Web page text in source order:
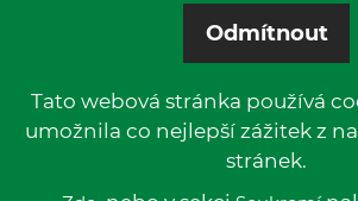
© 2019 P & L, spol. s r. o. | All
Tato webová stránka používá
umožnila co nejlepší zážitek z
stránek.